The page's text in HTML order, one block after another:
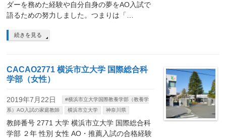
ダーを務めた経験や自分自身の夢をAO入試で
語るための努力しました。つまりは「…
続きを見る
CACAO2771 横浜市立大学 国際総合科
学部（女性）
2019年7月22日
#横浜市立大学国際教養学部（教養学
系）AO入試の家庭教師
横浜市立大学 神奈川県
教師番号 2771 大学 横浜市立大学 国際総合科
学部 ２年 性別 女性 AO・推薦入試の合格経験